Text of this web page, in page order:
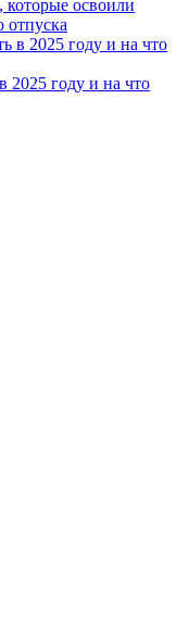
освоили
отпуска
2025 году и на что